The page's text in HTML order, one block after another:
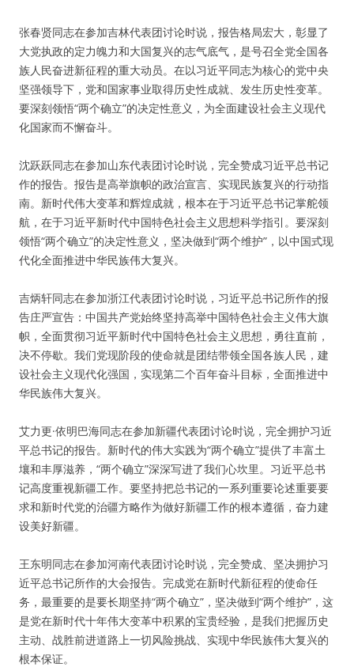
张春贤同志在参加吉林代表团讨论时说，报告格局宏大，彰显了
大党执政的定力魄力和大国复兴的志气底气，是号召全党全国各
族人民奋进新征程的重大动员。在以习近平同志为核心的党中央
坚强领导下，党和国家事业取得历史性成就、发生历史性变革。
要深刻领悟“两个确立”的决定性意义，为全面建设社会主义现代
化国家而不懈奋斗。
沈跃跃同志在参加山东代表团讨论时说，完全赞成习近平总书记
作的报告。报告是高举旗帜的政治宣言、实现民族复兴的行动指
南。新时代伟大变革和辉煌成就，根本在于习近平总书记掌舵领
航，在于习近平新时代中国特色社会主义思想科学指引。要深刻
领悟“两个确立”的决定性意义，坚决做到“两个维护”，以中国式现
代化全面推进中华民族伟大复兴。
吉炳轩同志在参加浙江代表团讨论时说，习近平总书记所作的报
告庄严宣告：中国共产党始终坚持高举中国特色社会主义伟大旗
帜，全面贯彻习近平新时代中国特色社会主义思想，勇往直前，
决不停歇。我们党现阶段的使命就是团结带领全国各族人民，建
设社会主义现代化强国，实现第二个百年奋斗目标，全面推进中
华民族伟大复兴。
艾力更·依明巴海同志在参加新疆代表团讨论时说，完全拥护习近
平总书记的报告。新时代的伟大实践为“两个确立”提供了丰富土
壤和丰厚滋养，“两个确立”深深写进了我们心坎里。习近平总书
记高度重视新疆工作。要坚持把总书记的一系列重要论述重要要
求和新时代党的治疆方略作为做好新疆工作的根本遵循，奋力建
设美好新疆。
王东明同志在参加河南代表团讨论时说，完全赞成、坚决拥护习
近平总书记所作的大会报告。完成党在新时代新征程的使命任
务，最重要的是要长期坚持“两个确立”，坚决做到“两个维护”，这
是党在新时代十年伟大变革中积累的宝贵经验，是我们把握历史
主动、战胜前进道路上一切风险挑战、实现中华民族伟大复兴的
根本保证。